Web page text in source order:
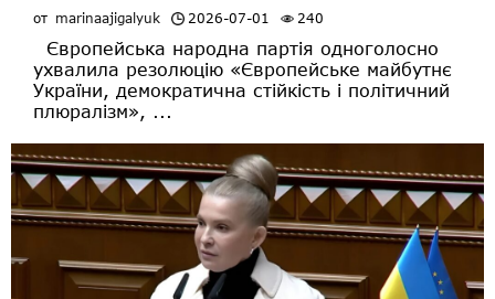
от marinaajigalyuk 2026-07-01 240
Європейська народна партія одноголосно
ухвалила резолюцію «Європейське майбутнє
України, демократична стійкість і політичний
плюралізм», ...